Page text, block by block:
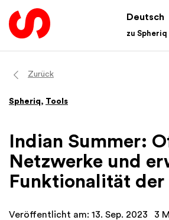
Deutsch
zu Spheriq
Verzeichnis
Recherche
Spenden-Tools
Netzwerke
Zurück
Spheriq, Tools
Indian Summer:
Netzwerke und
Funktionalität der
Veröffentlicht am: 13. Sep. 2023 3